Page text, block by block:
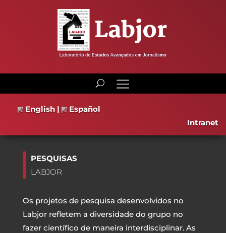
English |
Español
Intranet
PESQUISAS
LABJOR
Os projetos de pesquisa desenvolvidos no
Labjor refletem a diversidade do grupo no
fazer científico de maneira interdisciplinar. As